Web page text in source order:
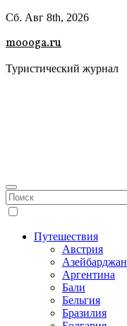
Сб. Авг 8th, 2026
moooga.ru
Туристический журнал
Путешествия
Австрия
Азейбарджан
Аргентина
Бали
Бельгия
Бразилия